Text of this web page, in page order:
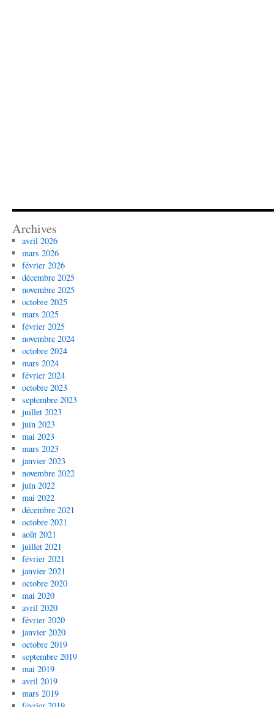
Archives
avril 2026
mars 2026
février 2026
décembre 2025
novembre 2025
octobre 2025
mars 2025
février 2025
novembre 2024
octobre 2024
mars 2024
février 2024
octobre 2023
septembre 2023
juillet 2023
juin 2023
mai 2023
mars 2023
janvier 2023
novembre 2022
juin 2022
mai 2022
décembre 2021
octobre 2021
août 2021
juillet 2021
février 2021
janvier 2021
octobre 2020
mai 2020
avril 2020
février 2020
janvier 2020
octobre 2019
septembre 2019
mai 2019
avril 2019
mars 2019